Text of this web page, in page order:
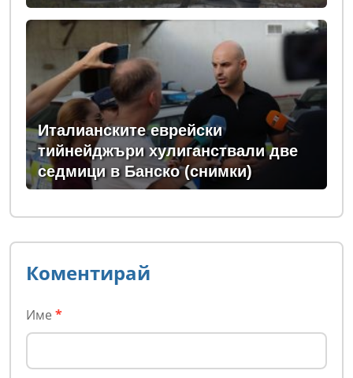
ЕС
Италианските еврейски
тийнейджъри хулиганствали две
седмици в Банско (снимки)
Коментирай
Име *